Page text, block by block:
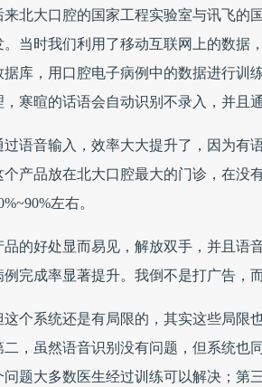
来北大口腔的国家工程实验室与讯飞的
。当时我们利用了移动互联网上的数据
据库，用口腔电子病例中的数据进行训
，寒暄的话语会自动识别不录入，并且
过语音输入，效率大大提升了，因为有
个产品放在北大口腔最大的门诊，在没
左右。
品的好处显而易见，解放双手，并且语
例完成率显著提升。我倒不是打广告，
这个系统还是有局限的，其实这些局限
二，虽然语音识别没有问题，但系统也
问题大多数医生经过训练可以解决；第